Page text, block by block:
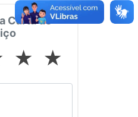
Carta de
★ ★